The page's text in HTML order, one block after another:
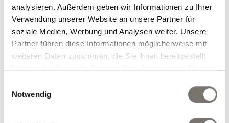
analysieren. Außerdem geben wir Informationen zu Ihrer
Verwendung unserer Website an unsere Partner für
soziale Medien, Werbung und Analysen weiter. Unsere
Partner führen diese Informationen möglicherweise mit
weiteren Daten zusammen, die Sie ihnen bereitgestellt
Notwendig